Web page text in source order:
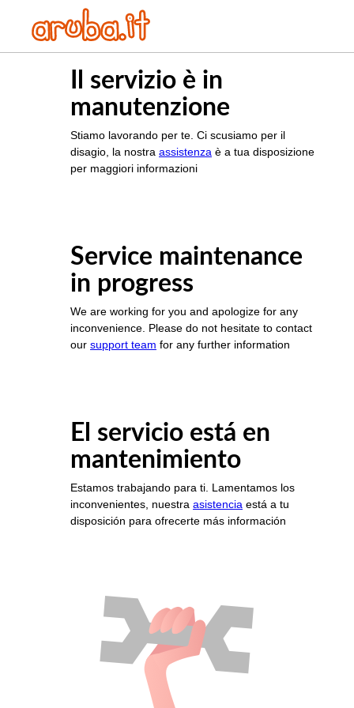
Il servizio è in
manutenzione
Stiamo lavorando per te. Ci scusiamo per il
disagio, la nostra assistenza è a tua disposizione
per maggiori informazioni
Service maintenance
in progress
We are working for you and apologize for any
inconvenience. Please do not hesitate to contact
our support team for any further information
El servicio está en
mantenimiento
Estamos trabajando para ti. Lamentamos los
inconvenientes, nuestra asistencia está a tu
disposición para ofrecerte más información